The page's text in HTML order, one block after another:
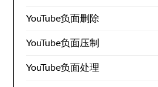
YouTube负面删除
YouTube负面压制
YouTube负面处理